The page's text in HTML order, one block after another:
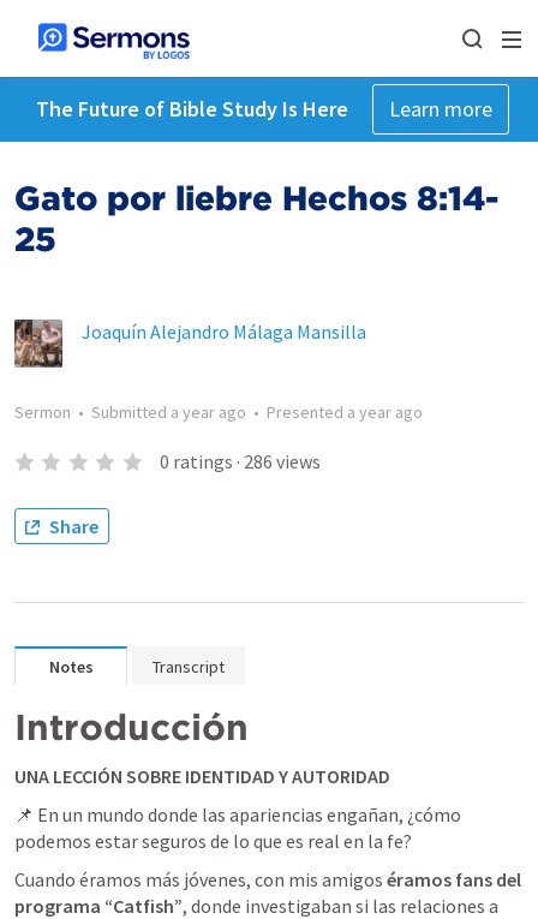
The Future of Bible Study Is Here Learn more
Gato por liebre Hechos 8:14-
25
Joaquín Alejandro Málaga Mansilla
Sermon • Submitted a year ago • Presented a year ago
0 ratings · 286 views
Share
Notes Transcript
Introducción
UNA LECCIÓN SOBRE IDENTIDAD Y AUTORIDAD
📌 En un mundo donde las apariencias engañan, ¿cómo
podemos estar seguros de lo que es real en la fe?
Cuando éramos más jóvenes, con mis amigos éramos fans del
programa “Catfish”, donde investigaban si las relaciones a